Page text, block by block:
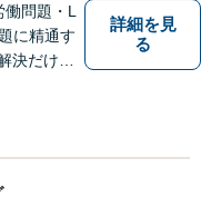
働問題・L
に精通す
決だけで
皆様に寄
を目指し
詳細を見
る